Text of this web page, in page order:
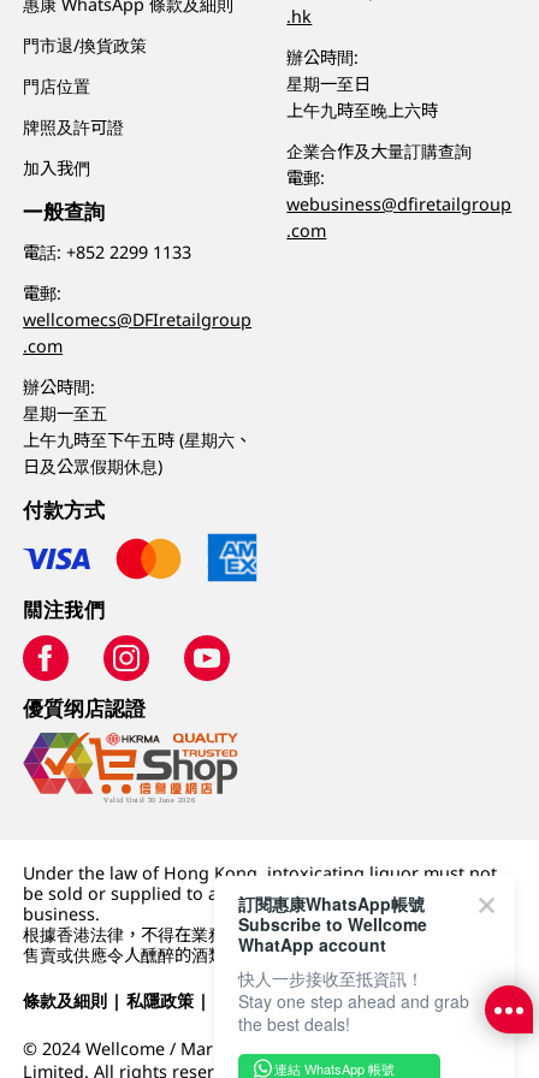
門市退/換貨政策
門店位置
牌照及許可證
加入我們
一般查詢
電話:+852 2299 1133
電郵:
wellcomecs@DFIretailgroup
.com
辦公時間:
星期一至五
上午九時至下午五時 (星期六、
日及公眾假期休息)
.hk
辦公時間:
星期一至日
上午九時至晚上六時
企業合作及大量訂購查詢
電郵:
webusiness@dfiretailgroup
.com
付款方式
關注我們
優質纲店認證
Under the law of Hong Kong, intoxicating liquor must not
be sold or supplied to a minor (under 18) in the course of
business.
根據香港法律，不得在業務過程中，向未成年人 (18 歲以下人士)
售賣或供應令人醺醉的酒類。
條款及細則 |私隱政策 | DFI零售集團
© 2024 Wellcome / Market Place. The Dairy Farm Company
Limited. All rights reserved.
訂閱惠康WhatsApp帳號
Subscribe to Wellcome
WhatApp account
快人一步接收至抵資訊！
Stay one step ahead and grab
the best deals!
連結 WhatsApp 帳號